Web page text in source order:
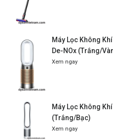
Máy Lọc Không
De-NOx (Trắng/
Xem ngay
Máy Lọc Không
(Trắng/Bạc)
Xem ngay